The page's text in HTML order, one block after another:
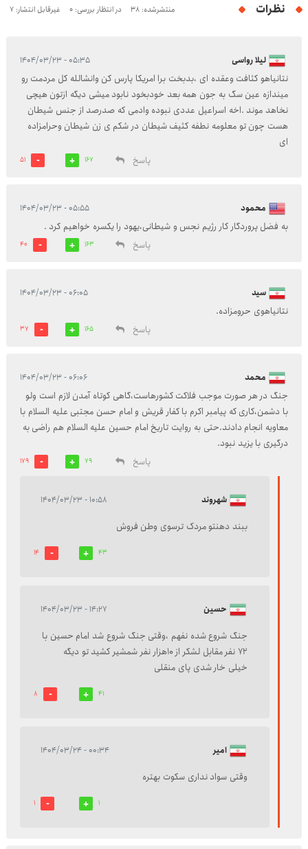
نظرات منتشرشده: 38 در انتظار بررسی: 0 غیرقابل انتشار: 7
لیلا رواسی ۰۵:۳۵ - ۱۴۰۴/۰۳/۲۳
نتانیاهو کثافت وعقده ای ،بدبخت برا امریکا پارس کن وانشالله کل مردمت رو
میندازه عین سگ به جون همه بعد خودبخود نابود میشی دیگه ازتون هیچی
نخاهد موند .اخه اسراعیل عددی نبوده وادمی که صدرصد از جنس شیطان
هست چون تو معلومه نطفه کثیف شیطان در شکم ی زن شیطان وحرامزاده
ای
پاسخ
167
51
محمود ۰۵:۵۵ - ۱۴۰۴/۰۳/۲۳
به فضل پروردگار کار رژیم نجس و شیطانی،یهود را یکسره خواهیم کرد .
پاسخ
163
40
سید ۰۶:۰۵ - ۱۴۰۴/۰۳/۲۳
نتانیاهوی حرومزاده.
پاسخ
165
37
محمد ۰۶:۰۶ - ۱۴۰۴/۰۳/۲۳
جنگ در هر صورت موجب فلاکت کشورهاست،گاهی کوتاه آمدن لازم است ولو
با دشمن،کاری که پیامبر اکرم با کفار قریش و امام حسن مجتبی علیه السلام با
معاویه انجام دادند.حتی به روایت تاریخ امام حسین علیه السلام هم راضی به
درگیری با یزید نبود.
پاسخ
79
179
شهروند ۱۰:۵۸ - ۱۴۰۴/۰۳/۲۳
ببند دهنتو مردک ترسوی وطن فروش
43
14
حسین ۱۴:۲۷ - ۱۴۰۴/۰۳/۲۳
جنگ شروع شده نفهم ،وقتی جنگ شروع شد امام حسین با
۷۲ نفر مقابل لشکر از ۱۰هزار نفر شمشیر کشید تو دیگه
خیلی خار شدی پای منقلی
41
8
امیر ۰۰:۳۴ - ۱۴۰۴/۰۳/۲۴
وقتی سواد نداری سکوت بهتره
1
1